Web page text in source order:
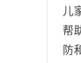
儿
帮
防